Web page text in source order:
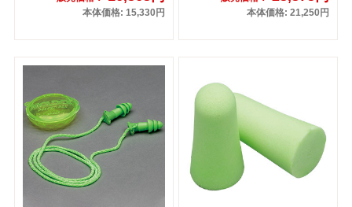
本体価格: 15,330円 本体価格: 21,250円